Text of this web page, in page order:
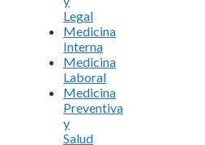
Legal
Medicina
Interna
Medicina
Laboral
Medicina
Preventiva
y
Salud